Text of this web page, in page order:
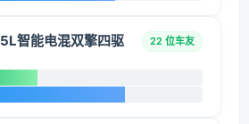
智能电混双擎四驱
22 位车友